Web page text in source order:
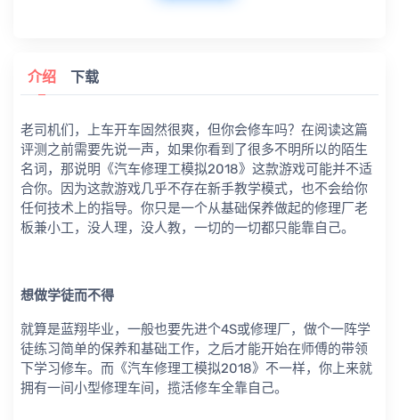
介绍 下载
老司机们，上车开车固然很爽，但你会修车吗？在阅读这篇
评测之前需要先说一声，如果你看到了很多不明所以的陌生
名词，那说明《汽车修理工模拟2018》这款游戏可能并不适
合你。因为这款游戏几乎不存在新手教学模式，也不会给你
任何技术上的指导。你只是一个从基础保养做起的修理厂老
板兼小工，没人理，没人教，一切的一切都只能靠自己。
想做学徒而不得
就算是蓝翔毕业，一般也要先进个4S或修理厂，做个一阵学
徒练习简单的保养和基础工作，之后才能开始在师傅的带领
下学习修车。而《汽车修理工模拟2018》不一样，你上来就
拥有一间小型修理车间，揽活修车全靠自己。